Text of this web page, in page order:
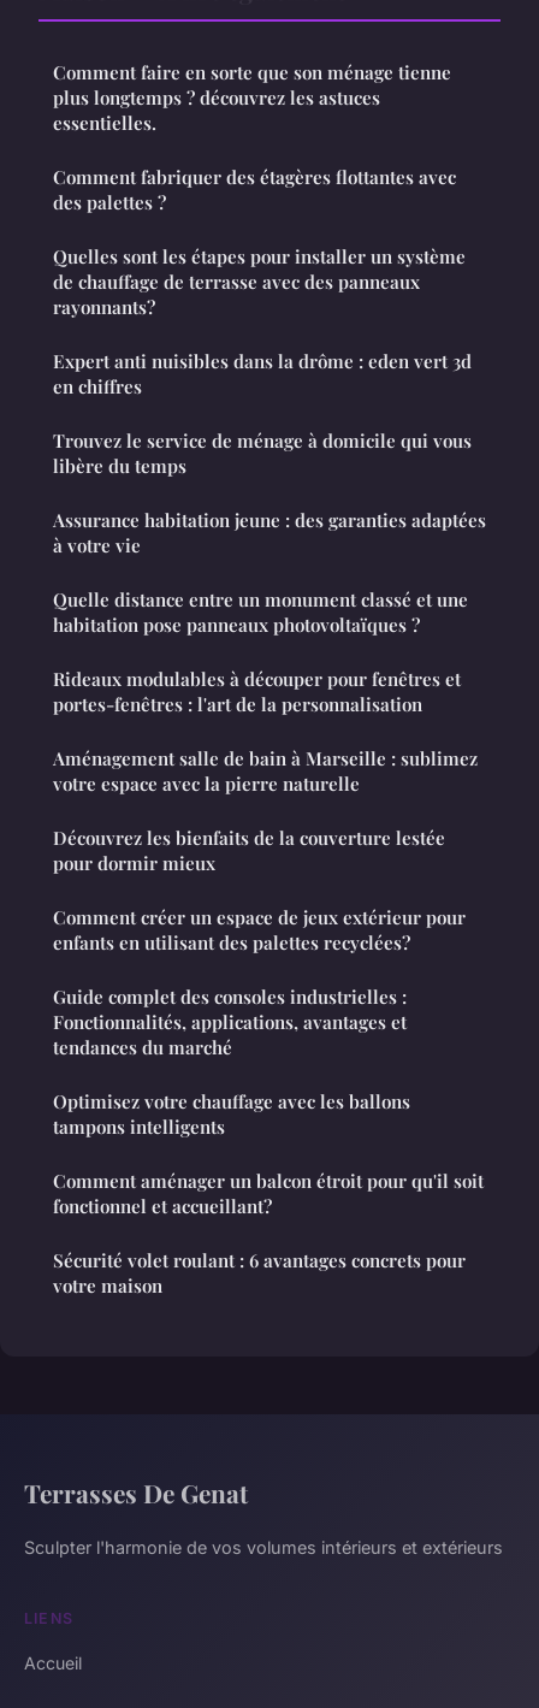
Comment faire en sorte que son ménage tienne
plus longtemps ? découvrez les astuces
essentielles.
Comment fabriquer des étagères flottantes avec
des palettes ?
Quelles sont les étapes pour installer un système
de chauffage de terrasse avec des panneaux
rayonnants?
Expert anti nuisibles dans la drôme : eden vert 3d
en chiffres
Trouvez le service de ménage à domicile qui vous
libère du temps
Assurance habitation jeune : des garanties adaptées
à votre vie
Quelle distance entre un monument classé et une
habitation pose panneaux photovoltaïques ?
Rideaux modulables à découper pour fenêtres et
portes-fenêtres : l'art de la personnalisation
Aménagement salle de bain à Marseille : sublimez
votre espace avec la pierre naturelle
Découvrez les bienfaits de la couverture lestée
pour dormir mieux
Comment créer un espace de jeux extérieur pour
enfants en utilisant des palettes recyclées?
Guide complet des consoles industrielles :
Fonctionnalités, applications, avantages et
tendances du marché
Optimisez votre chauffage avec les ballons
tampons intelligents
Comment aménager un balcon étroit pour qu'il soit
fonctionnel et accueillant?
Sécurité volet roulant : 6 avantages concrets pour
votre maison
Terrasses De Genat
Sculpter l'harmonie de vos volumes intérieurs et extérieurs
LIENS
Accueil